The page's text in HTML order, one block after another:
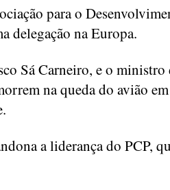
para o
delegação na Europa.
Sá Carneiro, e o ministro
na queda do avião
a liderança do PCP,